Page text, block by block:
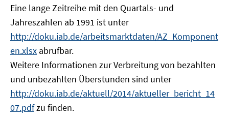
Eine lange Zeitreihe mit den Quartals- und
Jahreszahlen ab 1991 ist unter
http://doku.iab.de/arbeitsmarktdaten/AZ_Komponent
en.xlsx abrufbar.
Weitere Informationen zur Verbreitung von bezahlten
und unbezahlten Überstunden sind unter
http://doku.iab.de/aktuell/2014/aktueller_bericht_14
07.pdfzu finden.